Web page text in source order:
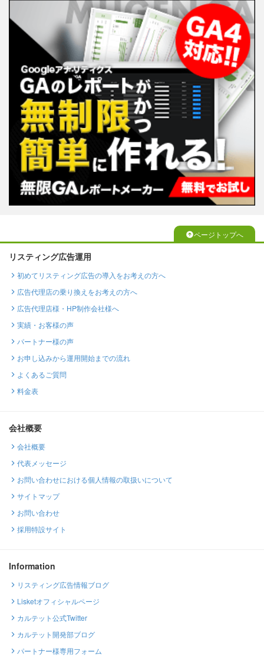
ページトップへ
リスティング広告運用
初めてリスティング広告の導入をお考えの方へ
広告代理店の乗り換えをお考えの方へ
広告代理店様・HP制作会社様へ
実績・お客様の声
パートナー様の声
お申し込みから運用開始までの流れ
よくあるご質問
料金表
会社概要
会社概要
代表メッセージ
お問い合わせにおける個人情報の取扱いについて
サイトマップ
お問い合わせ
採用特設サイト
Information
リスティング広告情報ブログ
Lisketオフィシャルページ
カルテット公式Twitter
カルテット開発部ブログ
パートナー様専用フォーム